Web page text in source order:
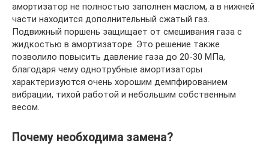
амортизатор не полностью заполнен маслом, а в нижней
части находится дополнительный сжатый газ.
Подвижный поршень защищает от смешивания газа с
жидкостью в амортизаторе. Это решение также
позволило повысить давление газа до 20-30 МПа,
благодаря чему однотрубные амортизаторы
характеризуются очень хорошим демпфированием
вибрации, тихой работой и небольшим собственным
весом.
Почему необходима замена?